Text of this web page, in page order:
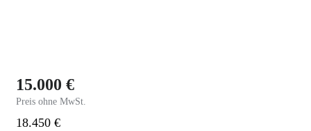
15.000 €
Preis ohne MwSt.
18.450 €